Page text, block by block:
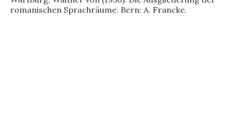
romanischen Sprachräume. Bern: A. Francke.